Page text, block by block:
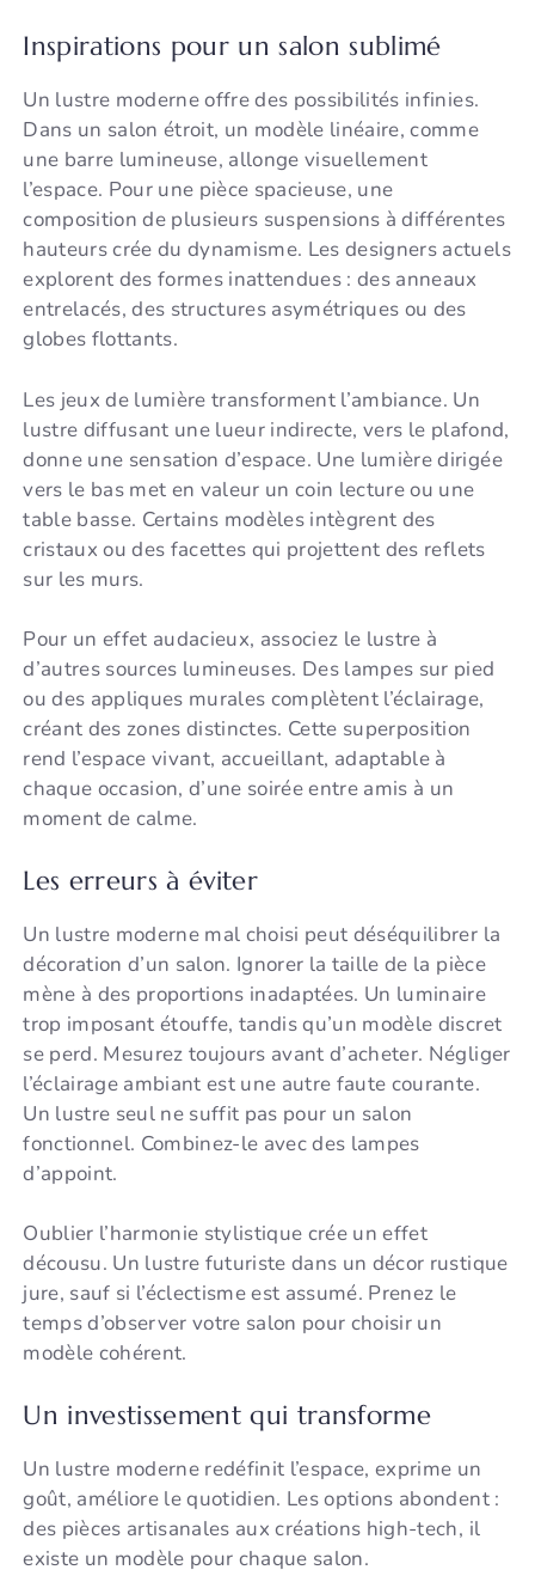
Inspirations pour un salon sublimé
Un lustre moderne offre des possibilités infinies.
Dans un salon étroit, un modèle linéaire, comme
une barre lumineuse, allonge visuellement
l’espace. Pour une pièce spacieuse, une
composition de plusieurs suspensions à différentes
hauteurs crée du dynamisme. Les designers actuels
explorent des formes inattendues : des anneaux
entrelacés, des structures asymétriques ou des
globes flottants.
Les jeux de lumière transforment l’ambiance. Un
lustre diffusant une lueur indirecte, vers le plafond,
donne une sensation d’espace. Une lumière dirigée
vers le bas met en valeur un coin lecture ou une
table basse. Certains modèles intègrent des
cristaux ou des facettes qui projettent des reflets
sur les murs.
Pour un effet audacieux, associez le lustre à
d’autres sources lumineuses. Des lampes sur pied
ou des appliques murales complètent l’éclairage,
créant des zones distinctes. Cette superposition
rend l’espace vivant, accueillant, adaptable à
chaque occasion, d’une soirée entre amis à un
moment de calme.
Les erreurs à éviter
Un lustre moderne mal choisi peut déséquilibrer la
décoration d’un salon. Ignorer la taille de la pièce
mène à des proportions inadaptées. Un luminaire
trop imposant étouffe, tandis qu’un modèle discret
se perd. Mesurez toujours avant d’acheter. Négliger
l’éclairage ambiant est une autre faute courante.
Un lustre seul ne suffit pas pour un salon
fonctionnel. Combinez-le avec des lampes
d’appoint.
Oublier l’harmonie stylistique crée un effet
décousu. Un lustre futuriste dans un décor rustique
jure, sauf si l’éclectisme est assumé. Prenez le
temps d’observer votre salon pour choisir un
modèle cohérent.
Un investissement qui transforme
Un lustre moderne redéfinit l’espace, exprime un
goût, améliore le quotidien. Les options abondent :
des pièces artisanales aux créations high-tech, il
existe un modèle pour chaque salon.